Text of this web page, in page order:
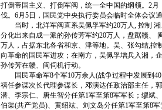
打倒帝国主义、打倒军阀，统一全中国的纲领。2
伐。6月5日，国民党中央执行委员会临时全体会议
当时，北洋军阀直系吴佩孚军约20万人, 控制 湘
分化出来自成一派的孙传芳军约20万人，盘踞赣、
万人，占据东北各省和京、津等地。吴、张勾结,控
向革命的国民军进攻；在南方，吴佩孚增兵入湘，
孙传芳在赣、闽伺机行动。
国民革命军8个军10万余人(战争过程中发展到40
禧任参谋次长代理参谋长，邓演达任政治部主任，
潜、李宗仁、唐生智分任第1军至第8军军长；缪斌
伯渠(共产党员)、黄绍竑、刘文岛分任第1军至第8